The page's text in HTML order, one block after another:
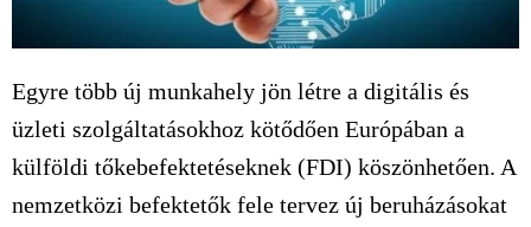
Egyre több új munkahely jön létre a digitális és
üzleti szolgáltatásokhoz kötődően Európában a
külföldi tőkebefektetéseknek (FDI) köszönhetően. A
nemzetközi befektetők fele tervez új beruházásokat